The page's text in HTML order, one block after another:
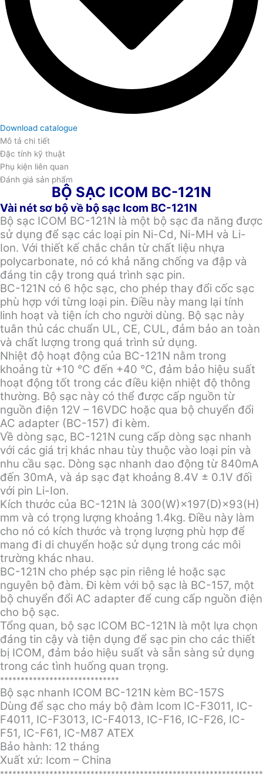
Download catalogue
Mô tả chi tiết
Đặc tính kỹ thuật
Phụ kiện liên quan
Đánh giá sản phẩm
BỘ SẠC ICOM BC-121N
Vài nét sơ bộ về bộ sạc Icom BC-121N
Bộ sạc ICOM BC-121N là một bộ sạc đa năng được
sử dụng để sạc các loại pin Ni-Cd, Ni-MH và Li-
Ion. Với thiết kế chắc chắn từ chất liệu nhựa
polycarbonate, nó có khả năng chống va đập và
đáng tin cậy trong quá trình sạc pin.
BC-121N có 6 hộc sạc, cho phép thay đổi cốc sạc
phù hợp với từng loại pin. Điều này mang lại tính
linh hoạt và tiện ích cho người dùng. Bộ sạc này
tuân thủ các chuẩn UL, CE, CUL, đảm bảo an toàn
và chất lượng trong quá trình sử dụng.
Nhiệt độ hoạt động của BC-121N nằm trong
khoảng từ +10 °C đến +40 °C, đảm bảo hiệu suất
hoạt động tốt trong các điều kiện nhiệt độ thông
thường. Bộ sạc này có thể được cấp nguồn từ
nguồn điện 12V – 16VDC hoặc qua bộ chuyển đổi
AC adapter (BC-157) đi kèm.
Về dòng sạc, BC-121N cung cấp dòng sạc nhanh
với các giá trị khác nhau tùy thuộc vào loại pin và
nhu cầu sạc. Dòng sạc nhanh dao động từ 840mA
đến 30mA, và áp sạc đạt khoảng 8.4V ± 0.1V đối
với pin Li-Ion.
Kích thước của BC-121N là 300(W)×197(D)×93(H)
mm và có trọng lượng khoảng 1.4kg. Điều này làm
cho nó có kích thước và trọng lượng phù hợp để
mang đi di chuyển hoặc sử dụng trong các môi
trường khác nhau.
BC-121N cho phép sạc pin riêng lẻ hoặc sạc
nguyên bộ đàm. Đi kèm với bộ sạc là BC-157, một
bộ chuyển đổi AC adapter để cung cấp nguồn điện
cho bộ sạc.
Tổng quan, bộ sạc ICOM BC-121N là một lựa chọn
đáng tin cậy và tiện dụng để sạc pin cho các thiết
bị ICOM, đảm bảo hiệu suất và sẵn sàng sử dụng
trong các tình huống quan trọng.
*****************************
Bộ sạc nhanh ICOM BC-121N kèm BC-157S
Dùng để sạc cho máy bộ đàm Icom IC-F3011, IC-
F4011, IC-F3013, IC-F4013, IC-F16, IC-F26, IC-
F51, IC-F61, IC-M87 ATEX
Bảo hành: 12 tháng
Xuất xứ: Icom – China